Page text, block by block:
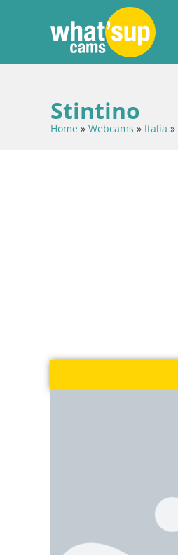
Stintino
Home » Webcams » Italia »